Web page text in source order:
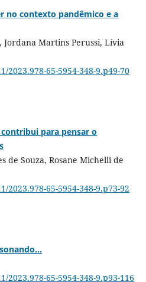
no contexto pandêmico e a
Jordana Martins Perussi, Lívia
2023.978-65-5954-348-9.p49-70
para pensar o
de Souza, Rosane Michelli de
2023.978-65-5954-348-9.p73-92
2023.978-65-5954-348-9.p93-116